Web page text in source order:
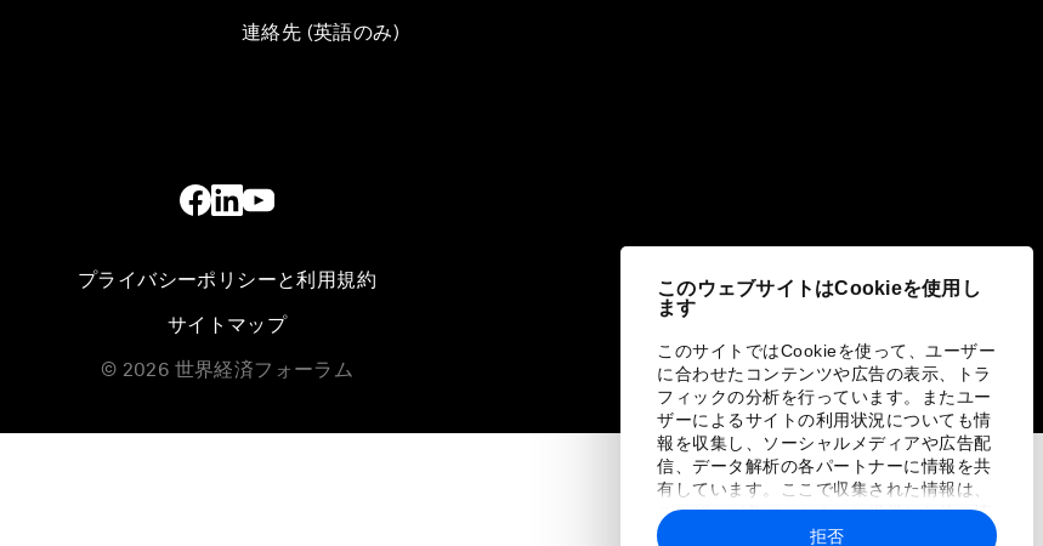
このウェブサイトはCookieを使用し
ます
このサイトではCookieを使って、ユーザー
に合わせたコンテンツや広告の表示、トラ
フィックの分析を行っています。またユー
ザーによるサイトの利用状況についても情
報を収集し、ソーシャルメディアや広告配
信、データ解析の各パートナーに情報を共
有しています。ここで収集された情報は、
ユーザーが各パートナーに提供した他の情
報や各パートナーのサービスを使用した際
拒否
連絡先 (英語のみ)
プライバシーポリシーと利用規約
サイトマップ
© 2026 世界経済フォーラム